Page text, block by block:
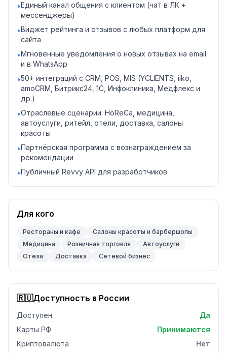
•Единый канал общения с клиентом (чат в ЛК +
мессенджеры)
•Виджет рейтинга и отзывов с любых платформ для
сайта
•Мгновенные уведомления о новых отзывах на email
и в WhatsApp
•50+ интеграций с CRM, POS, MIS (YCLIENTS, iiko,
amoCRM, Битрикс24, 1C, Инфоклиника, Медфлекс и
др.)
•Отраслевые сценарии: HoReCa, медицина,
автоуслуги, ритейл, отели, доставка, салоны
красоты
•Партнёрская программа с вознаграждением за
рекомендации
•Публичный Revvy API для разработчиков
Для кого
Рестораны и кафе
Салоны красоты и барбершопы
Медицина
Розничная торговля
Автоуслуги
Отели
Доставка Сетевой бизнес
🇷🇺Доступность в России
Доступен
Да
Карты РФ
Принимаются
Криптовалюта
Нет